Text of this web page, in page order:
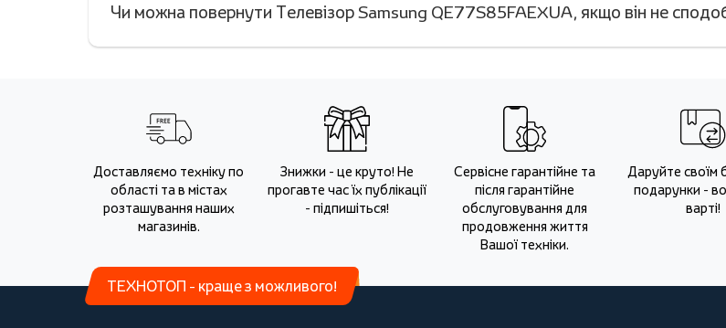
Чи можна повернути Телевізор Samsung QE77S85FAEXUA, якщо він не
Доставляємо техніку по
області та в містах
розташування наших
магазинів.
Знижки - це круто! Не
прогавте час їх публікації
- підпишіться!
Сервісне гарантійне та
після гарантійне
обслуговування для
продовження життя
Вашої техніки.
Даруйте своїм
подарунки -
варті!
ТЕХНОТОП - краще з можливого!